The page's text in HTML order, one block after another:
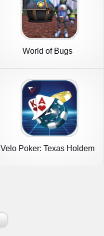
World of Bugs
Velo Poker: Texas Holdem